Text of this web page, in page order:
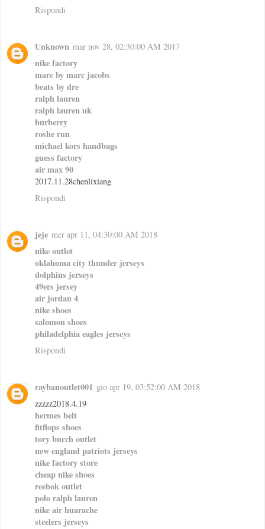
Rispondi
Unknown mar nov 28, 02:30:00 AM 2017
nike factory
marc by marc jacobs
beats by dre
ralph lauren
ralph lauren uk
burberry
roshe run
michael kors handbags
guess factory
air max 90
2017.11.28chenlixiang
Rispondi
jeje mer apr 11, 04:30:00 AM 2018
nike outlet
oklahoma city thunder jerseys
dolphins jerseys
49ers jersey
air jordan 4
nike shoes
salomon shoes
philadelphia eagles jerseys
Rispondi
raybanoutlet001 gio apr 19, 03:52:00 AM 2018
zzzzz2018.4.19
hermes belt
fitflops shoes
tory burch outlet
new england patriots jerseys
nike factory store
cheap nike shoes
reebok outlet
polo ralph lauren
nike air huarache
steelers jerseys